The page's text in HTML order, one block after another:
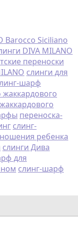
Barocco Siciliano
DIVA MILANO
переноски
слинги для
шарф
переноска-
слинг-
ребенка
слинги Дива
для
слинг-шарф